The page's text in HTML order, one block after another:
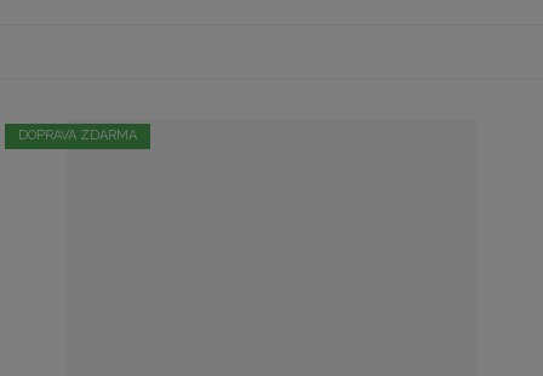
DOPRAVA ZDARMA